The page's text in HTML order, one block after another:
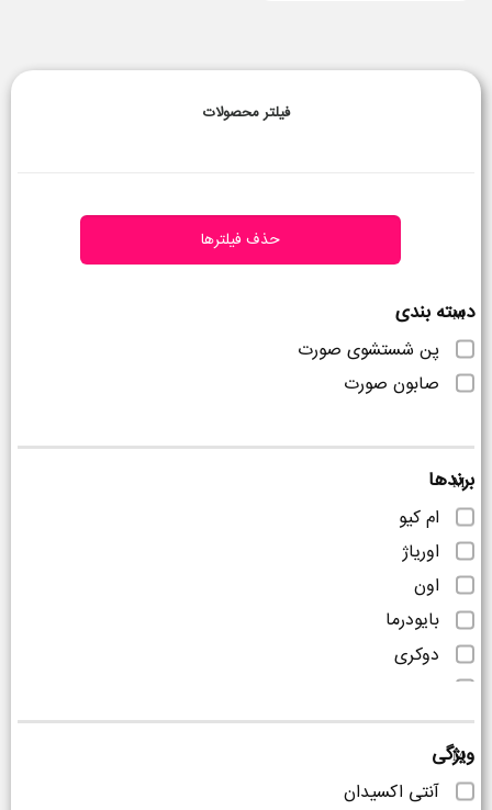
فیلتر محصولات
حذف فیلترها
دسته بندی
پن شستشوی صورت
صابون صورت
برندها
ام کیو
اوریاژ
اون
بایودرما
دوکری
کلوران
لایسل
میس ادن
ویژگی
آنتی اکسیدان